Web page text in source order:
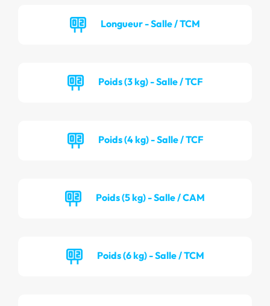
Longueur - Salle / TCM
Poids (3 kg) - Salle / TCF
Poids (4 kg) - Salle / TCF
Poids (5 kg) - Salle / CAM
Poids (6 kg) - Salle / TCM